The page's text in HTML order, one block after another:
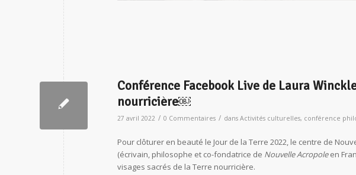
Conférence Facebook Live de Laura
nourricière￼
27 avril 2022 / 0 Commentaires / dans Activités culturelles, conférence
Pour clôturer en beauté le Jour de la Terre 2022, le centre de
(écrivain, philosophe et co-fondatrice de Nouvelle Acropoleen
visages sacrés de la Terre nourricière.